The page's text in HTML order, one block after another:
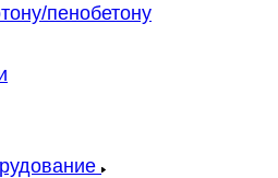
пенобетону